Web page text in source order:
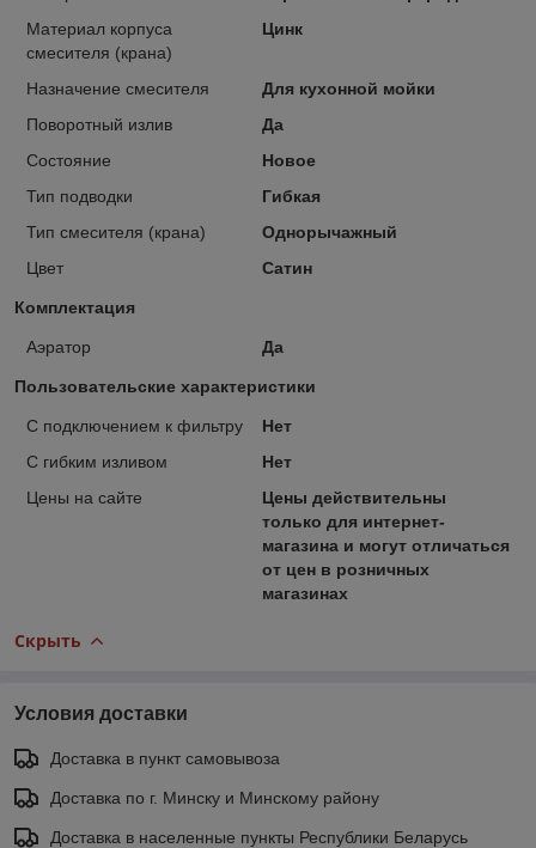
Материал корпуса
смесителя (крана)
Цинк
Назначение смесителя
Для кухонной мойки
Поворотный излив
Да
Состояние
Новое
Тип подводки
Гибкая
Тип смесителя (крана)
Однорычажный
Цвет
Сатин
Комплектация
Аэратор Да
Пользовательские характеристики
C подключением к фильтру
Нет
С гибким изливом
Нет
Цены на сайте
Цены действительны
только для интернет-
магазина и могут отличаться
от цен в розничных
магазинах
Скрыть
Условия доставки
Доставка в пункт самовывоза
Доставка по г. Минску и Минскому району
Доставка в населенные пункты Республики Беларусь